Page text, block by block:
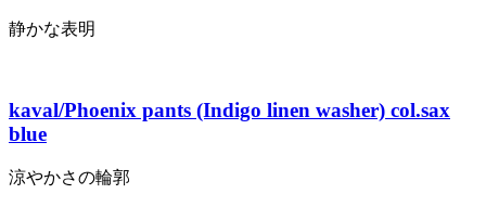
静かな表明
kaval/Phoenix pants (Indigo linen washer) col.sax
blue
涼やかさの輪郭